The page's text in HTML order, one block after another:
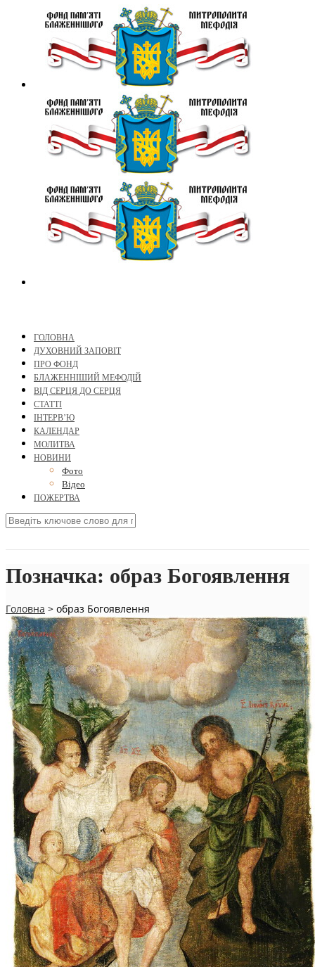
ГОЛОВНА
ДУХОВНИЙ ЗАПОВІТ
ПРО ФОНД
БЛАЖЕННІШИЙ МЕФОДІЙ
ВІД СЕРЦЯ ДО СЕРЦЯ
СТАТТІ
ІНТЕРВ’Ю
КАЛЕНДАР
МОЛИТВА
НОВИНИ
Фото
Відео
ПОЖЕРТВА
Позначка: образ Богоявлення
Головна > образ Богоявлення